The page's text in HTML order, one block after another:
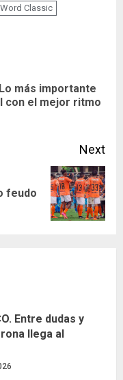
Classic
más importante
con el mejor ritmo
Next
feudo
Entre dudas y
llega al